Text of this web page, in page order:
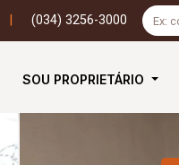
(034) 3256-3000
SOU PROPRIETÁRIO